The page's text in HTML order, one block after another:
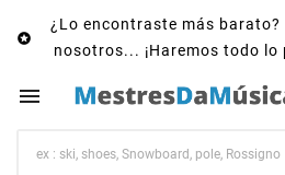

¿Lo encontraste más
nosotros... ¡Haremos todo
